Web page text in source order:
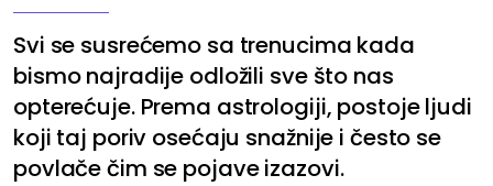
Svi se susrećemo sa trenucima kada
bismo najradije odložili sve što nas
opterećuje. Prema astrologiji, postoje ljudi
koji taj poriv osećaju snažnije i često se
povlače čim se pojave izazovi.